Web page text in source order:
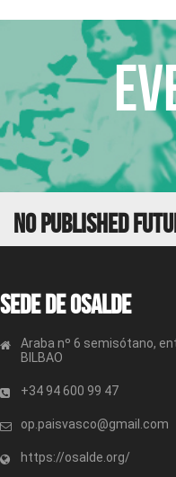
No Published
Sede de OSALDE
Araba nº 6 semisótano,
BILBAO
+34 94 600 99 47
op.paisvasco@gmail.com
https://osalde.org/